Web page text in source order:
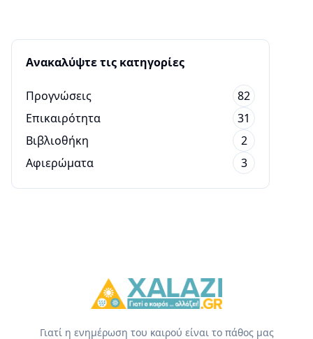
Ανακαλύψτε τις κατηγορίες
Προγνώσεις
82
Επικαιρότητα
31
Βιβλιοθήκη
2
Αφιερώματα
3
Γιατί η ενημέρωση του καιρού είναι το πάθος μας